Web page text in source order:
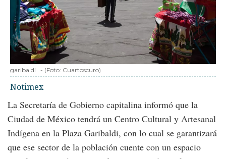
garibaldi - (Foto: Cuartoscuro)
Notimex
La Secretaría de Gobierno capitalina informó que la
Ciudad de México tendrá un Centro Cultural y Artesanal
Indígena en la Plaza Garibaldi, con lo cual se garantizará
que ese sector de la población cuente con un espacio